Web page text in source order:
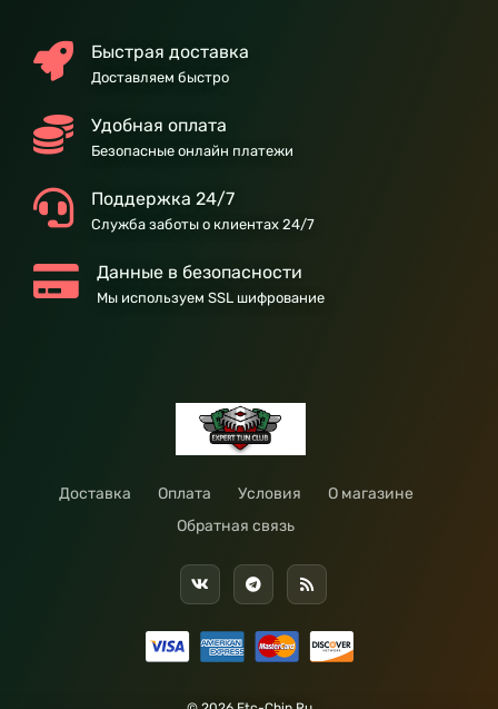
Быстрая доставка
Доставляем быстро
Удобная оплата
Безопасные онлайн платежи
Поддержка 24/7
Служба заботы о клиентах 24/7
Данные в безопасности
Мы используем SSL шифрование
Доставка Оплата Условия
О магазине
Обратная связь